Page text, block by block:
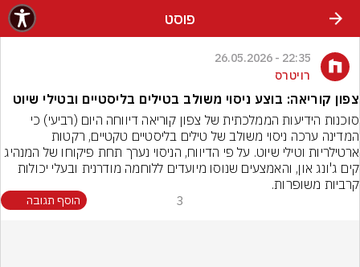
פוסט
22:35 - 26.05.2026
רויטרס
צפון קוריאה: בוצע ניסוי משולב בטילים בליסטיים ובטילי שיוט
ארטילריות וטילי שיוט. על פי הדיווח, הניסוי נערך תחת פיקוחו של המנהיג
קרביות משופרות.
3 הוסף תגובה